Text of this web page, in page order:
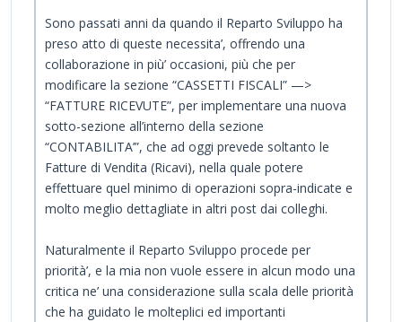
Sono passati anni da quando il Reparto Sviluppo ha
preso atto di queste necessita’, offrendo una
collaborazione in più’ occasioni, più che per
modificare la sezione “CASSETTI FISCALI” —>
“FATTURE RICEVUTE”, per implementare una nuova
sotto-sezione all’interno della sezione
“CONTABILITA’”, che ad oggi prevede soltanto le
Fatture di Vendita (Ricavi), nella quale potere
effettuare quel minimo di operazioni sopra-indicate e
molto meglio dettagliate in altri post dai colleghi.
Naturalmente il Reparto Sviluppo procede per
priorità’, e la mia non vuole essere in alcun modo una
critica ne’ una considerazione sulla scala delle priorità
che ha guidato le molteplici ed importanti